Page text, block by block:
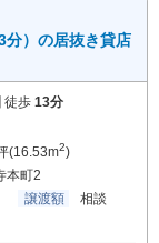
分）の居抜き貸店
徒歩 13分
(16.53m2)
本町2
譲渡額
相談